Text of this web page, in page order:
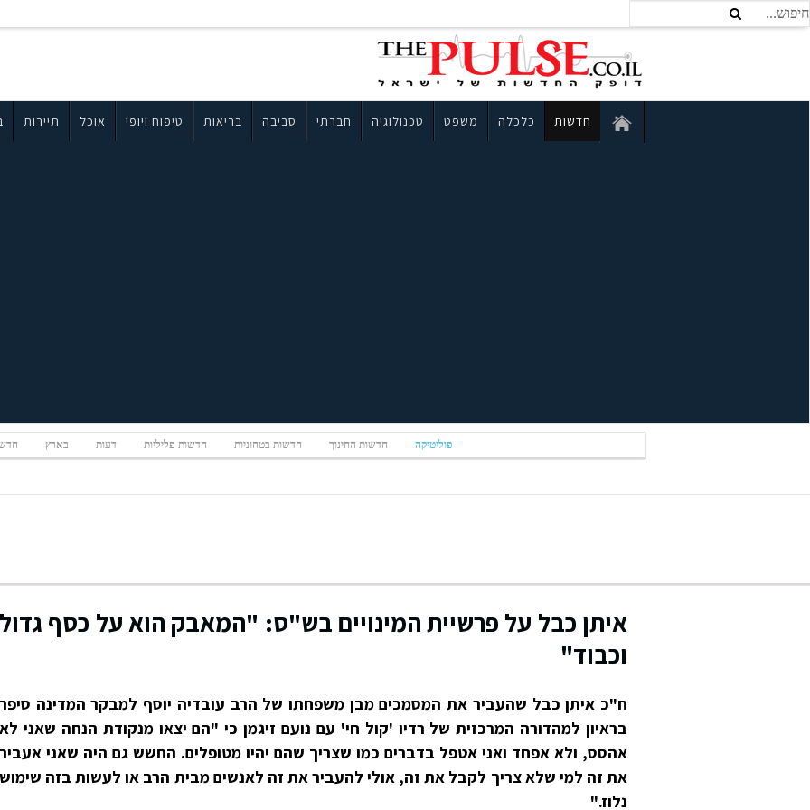
חדשות כלכלה משפט טכנולוגיה חברתי סביבה בריאות טיפוח ויופי אוכל תיירות
פוליטיקה חדשות החינוך חדשות בטחוניות חדשות פליליות דעות בארץ
איתן כבל על פרשיית המינויים בש"ס: "המאבק הוא על כסף גדול
וכבוד"
ח"כ איתן כבל שהעביר את המסמכים מבן משפחתו של הרב עובדיה יוסף למבקר המדינה סיפר
בראיון למהדורה המרכזית של רדיו 'קול חי' עם נועם זיגמן כי "הם יצאו מנקודת הנחה שאני לא
אהסס, ולא אפחד ואני אטפל בדברים כמו שצריך שהם יהיו מטופלים. החשש גם היה שאני אעביר
את זה למי שלא צריך לקבל את זה, אולי להעביר את זה לאנשים מבית הרב או לעשות בזה שימוש
נלוז."